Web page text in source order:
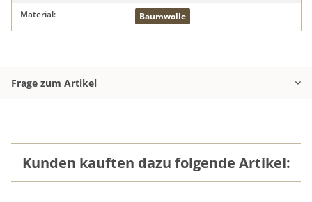
Material: Baumwolle
Frage zum Artikel
Kunden kauften dazu folgende Artikel: